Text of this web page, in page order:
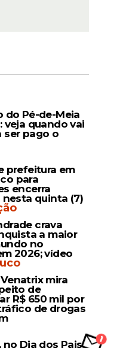
do Pé-de-Meia
veja quando vai
ser pago o
prefeitura em
para
encerra
quinta (7)
crava
a maior
no
2026; vídeo
mira
de
R$ 650 mil por
de drogas
no Dia dos Pais